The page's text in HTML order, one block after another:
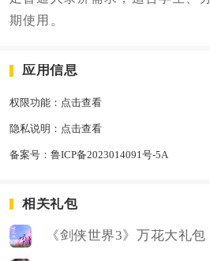
期使用。
应用信息
权限功能： 点击查看
隐私说明： 点击查看
备案号： 鲁ICP备2023014091号-5A
相关礼包
《剑侠世界3》万花大礼包